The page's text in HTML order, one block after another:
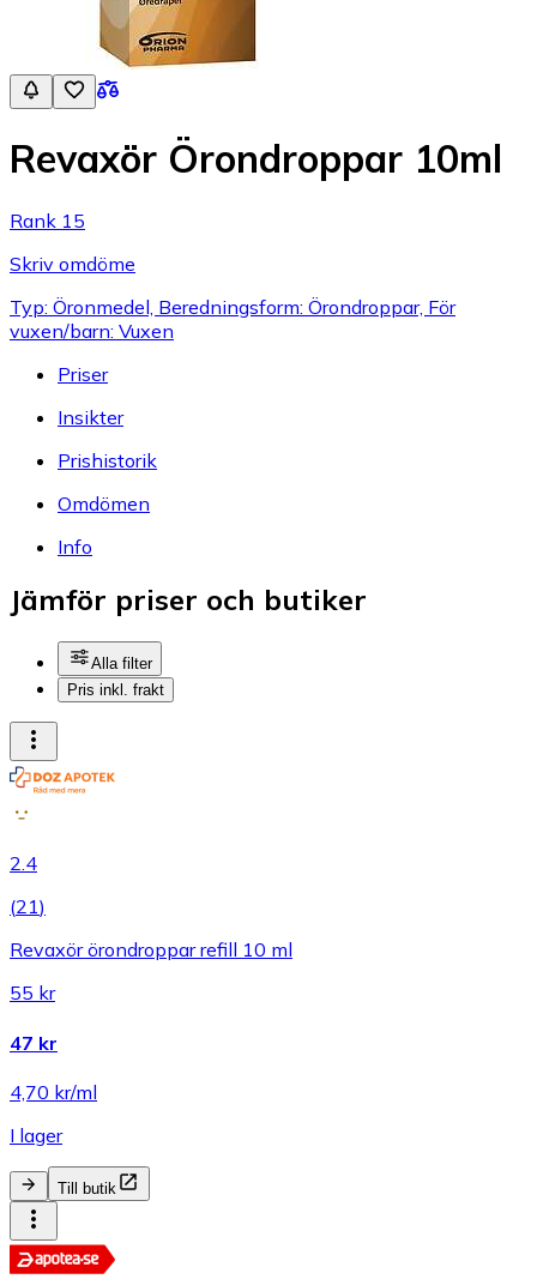
Revaxör Örondroppar 10ml
Rank 15
Skriv omdöme
Typ: Öronmedel, Beredningsform: Örondroppar, För
vuxen/barn: Vuxen
Priser
Insikter
Prishistorik
Omdömen
Info
Jämför priser och butiker
Alla filter
Pris inkl. frakt
2.4
(21)
Revaxör örondroppar refill 10 ml
55 kr
47 kr
4,70 kr/ml
I lager
Till butik